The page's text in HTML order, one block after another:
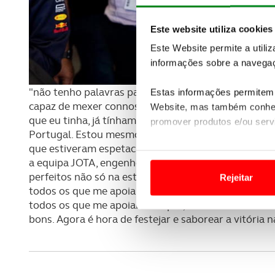
Este website utiliza cookies
Este Website permite a
informações sobre a
Estas informações
Website, mas também
promover produtos e/ou
Usamos cookies para
funcionalidades de redes
e organizações na UE e em
Rejeitar
"não tenho palavras para descrever a felicidade e
capaz de mexer connosco de uma forma única,
que eu tinha, já tínhamos estado próximos, mas e
Portugal. Estou mesmo muito contente e quero
que estiveram espetaculares, não cometendo um
a equipa JOTA, engenheiros, mecânicos e todo o
perfeitos não só na estratégia, como nas paragens
todos os que me apoiam. Trabalhei muito para aqui
todos os que me apoiam sempre,
bons. Agora é hora de festejar e saborear a vitória